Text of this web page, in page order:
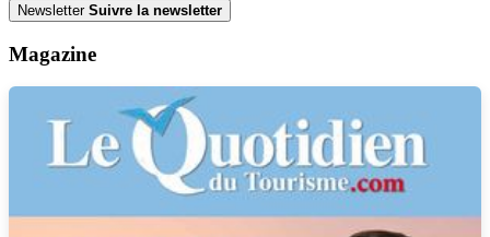
Newsletter Suivre la newsletter
Magazine